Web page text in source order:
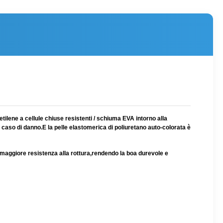
a cellule chiuse resistenti / schiuma EVA intorno alla
di danno.E la pelle elastomerica di poliuretano auto-colorata è
resistenza alla rottura,rendendo la boa durevole e